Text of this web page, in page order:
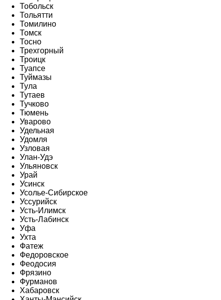
Тобольск
Тольятти
Томилино
Томск
Тосно
Трехгорный
Троицк
Туапсе
Туймазы
Тула
Тутаев
Тучково
Тюмень
Уварово
Удельная
Удомля
Узловая
Улан-Удэ
Ульяновск
Урай
Усинск
Усолье-Сибирское
Уссурийск
Усть-Илимск
Усть-Лабинск
Уфа
Ухта
Фатеж
Федоровское
Феодосия
Фрязино
Фурманов
Хабаровск